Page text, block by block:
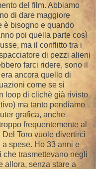
del film. Abbiamo
di dare maggiore
è bisogno e quando
poi quella parte così
ma il conflitto tra i
di pezzi alieni
farci ridere, sono il
ancora quello di
come se si
loop di clichè già rivisto
ma tanto pendiamo
grafica, anche
frequentemente al
Toro vuole divertirci
a spese. Ho 33 anni e
trasmettevano negli
allora, senza stare a